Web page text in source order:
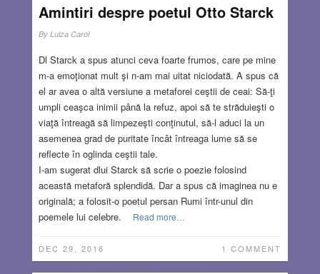
Amintiri despre poetul Otto Starck
By Luiza Carol
Dl Starck a spus atunci ceva foarte frumos, care pe mine
m-a emoţionat mult şi n-am mai uitat niciodată. A spus că
el ar avea o altă versiune a metaforei ceştii de ceai: Să-ţi
umpli ceaşca inimii până la refuz, apoi să te străduieşti o
viaţă întreagă să limpezeşti conţinutul, să-l aduci la un
asemenea grad de puritate încât întreaga lume să se
reflecte în oglinda ceştii tale.
I-am sugerat dlui Starck să scrie o poezie folosind
această metaforă splendidă. Dar a spus că imaginea nu e
originală; a folosit-o poetul persan Rumi într-unul din
poemele lui celebre.
Read more…
DEC 29, 2016 1 COMMENT